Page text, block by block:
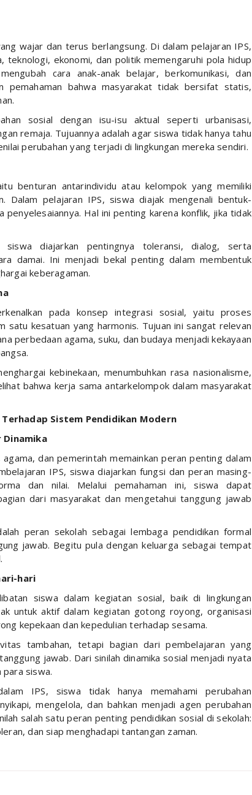
wajar dan terus berlangsung. Di dalam pelajaran IPS,
teknologi, ekonomi, dan politik memengaruhi pola hidup
cara anak-anak belajar, berkomunikasi, dan
pemahaman bahwa masyarakat tidak bersifat statis,
sosial dengan isu-isu aktual seperti urbanisasi,
remaja. Tujuannya adalah agar siswa tidak hanya tahu
perubahan yang terjadi di lingkungan mereka sendiri.
benturan antarindividu atau kelompok yang memiliki
Dalam pelajaran IPS, siswa diajak mengenali bentuk-
penyelesaiannya. Hal ini penting karena konflik, jika tidak
siswa diajarkan pentingnya toleransi, dialog, serta
damai. Ini menjadi bekal penting dalam membentuk
keberagaman.
pada konsep integrasi sosial, yaitu proses
satu kesatuan yang harmonis. Tujuan ini sangat relevan
perbedaan agama, suku, dan budaya menjadi kekayaan
kebinekaan, menumbuhkan rasa nasionalisme,
bahwa kerja sama antarkelompok dalam masyarakat
Sistem Pendidikan Modern
Dinamika
dan pemerintah memainkan peran penting dalam
IPS, siswa diajarkan fungsi dan peran masing-
dan nilai. Melalui pemahaman ini, siswa dapat
dari masyarakat dan mengetahui tanggung jawab
peran sekolah sebagai lembaga pendidikan formal
jawab. Begitu pula dengan keluarga sebagai tempat
hari
siswa dalam kegiatan sosial, baik di lingkungan
untuk aktif dalam kegiatan gotong royong, organisasi
kepekaan dan kepedulian terhadap sesama.
tambahan, tetapi bagian dari pembelajaran yang
jawab. Dari sinilah dinamika sosial menjadi nyata
para siswa.
IPS, siswa tidak hanya memahami perubahan
mengelola, dan bahkan menjadi agen perubahan
salah satu peran penting pendidikan sosial di sekolah:
dan siap menghadapi tantangan zaman.